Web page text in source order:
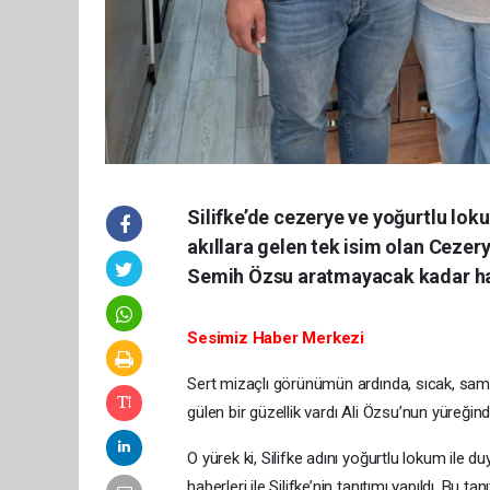
Silifke’de cezerye ve yoğurtlu
akıllara gelen tek isim olan
Semih Özsu aratmayacak kadar
Sesimiz Haber Merkezi
Sert mizaçlı görünümün ardında, sıcak,
gülen bir güzellik vardı Ali Özsu’nun
O yürek ki, Silifke adını yoğurtlu lokum ile